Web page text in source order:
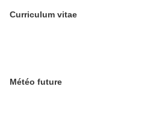
Curriculum vitae
Météo future